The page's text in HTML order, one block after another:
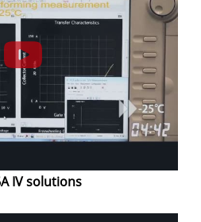
IV solutions